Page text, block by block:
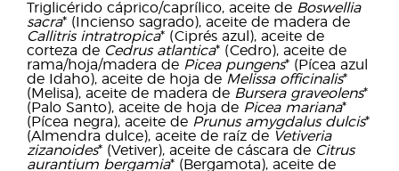
Triglicérido cáprico/caprílico, aceite de Boswellia
sacra* (Incienso sagrado), aceite de madera de
Callitris intratropica* (Ciprés azul), aceite de
corteza de Cedrus atlantica* (Cedro), aceite de
rama/hoja/madera de Picea pungens* (Pícea azul
de Idaho), aceite de hoja de Melissa officinalis*
(Melisa), aceite de madera de Bursera graveolens*
(Palo Santo), aceite de hoja de Picea mariana*
(Pícea negra), aceite de Prunus amygdalus dulcis*
(Almendra dulce), aceite de raíz de Vetiveria
zizanoides* (Vetiver), aceite de cáscara de Citrus
aurantium bergamia* (Bergamota), aceite de